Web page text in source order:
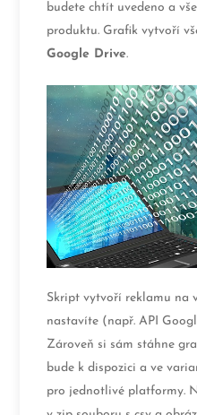
budete chtít uvedeno a
produktu. Grafik vytvoří
Google Drive.
Skript vytvoří reklamu na
nastavíte (např. API
Zároveň si sám stáhne
bude k dispozici a ve
pro jednotlivé platformy.